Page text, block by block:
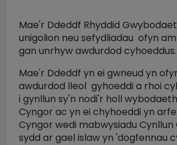
Mae'r Ddeddf Rhyddid
unigolion neu sefydliadau ofyn
gan unrhyw awdurdod cyhoeddus.
Mae'r Ddeddf yn ei gwneud yn
awdurdod lleol gyhoeddi a rhoi
i gynllun sy'n nodi'r holl
Cyngor ac yn ei chyhoeddi yn
Cyngor wedi mabwysiadu Cynllun
sydd ar gael islaw yn 'dogfennau